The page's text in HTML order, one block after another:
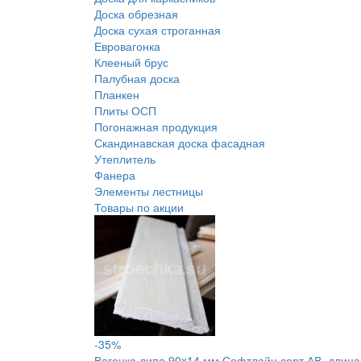
Доска обрезная
Доска сухая строганная
Евровагонка
Клееный брус
Палубная доска
Планкен
Плиты ОСП
Погонажная продукция
Скандинавская доска фасадная
Утеплитель
Фанера
Элементы лестницы
Товары по акции
-35%